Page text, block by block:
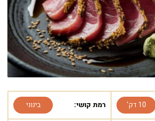
10 דק' רמת קושי: בינוני